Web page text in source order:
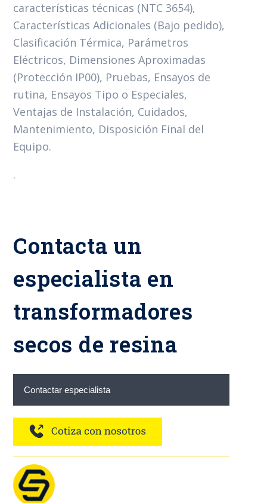
características técnicas (NTC 3654),
Características Adicionales (Bajo pedido),
Clasificación Térmica, Parámetros
Eléctricos, Dimensiones Aproximadas
(Protección IP00), Pruebas, Ensayos de
rutina, Ensayos Tipo o Especiales,
Ventajas de Instalación, Cuidados,
Mantenimiento, Disposición Final del
Equipo.
.
Contacta un
especialista en
transformadores
secos de resina
Contactar especialista